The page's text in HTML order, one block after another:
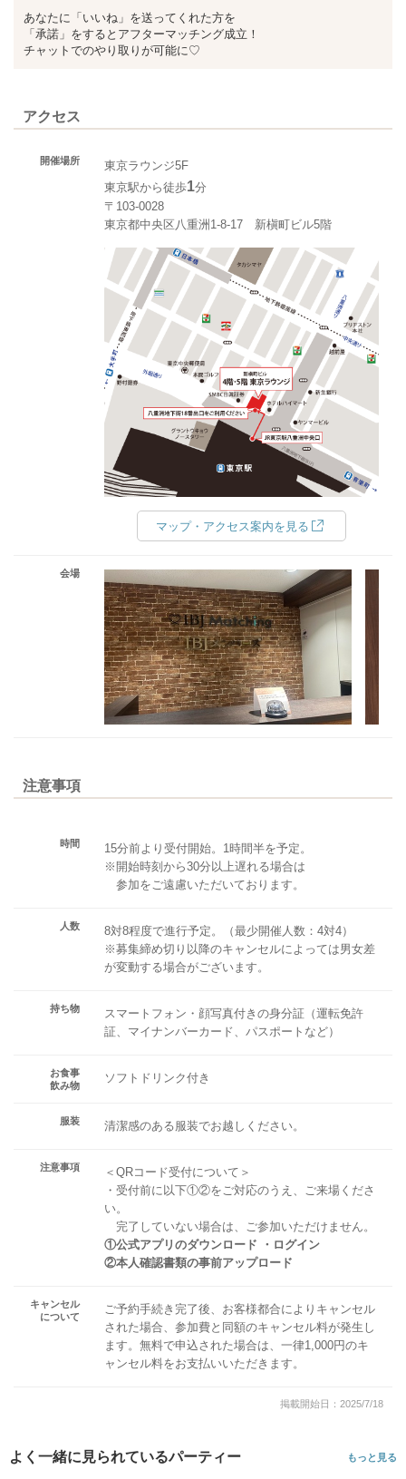
あなたに「いいね」を送ってくれた方を
「承諾」をするとアフターマッチング成立！
チャットでのやり取りが可能に♡
アクセス
開催場所
東京ラウンジ5F
東京駅から徒歩1分
〒103-0028
東京都中央区八重洲1-8-17 新槇町ビル5階
マップ・アクセス案内を見る
会場
注意事項
時間
15分前より受付開始。1時間半を予定。
※開始時刻から30分以上遅れる場合は
参加をご遠慮いただいております。
人数
8対8程度で進行予定。（最少開催人数：4対4）
※募集締め切り以降のキャンセルによっては男女差
が変動する場合がございます。
持ち物
スマートフォン・顔写真付きの身分証（運転免許
証、マイナンバーカード、パスポートなど）
お食事
飲み物
ソフトドリンク付き
服装 清潔感のある服装でお越しください。
注意事項
＜QRコード受付について＞
・受付前に以下①②をご対応のうえ、ご来場くださ
い。
完了していない場合は、ご参加いただけません。
①公式アプリのダウンロード ・ログイン
②本人確認書類の事前アップロード
キャンセル
について
ご予約手続き完了後、お客様都合によりキャンセル
された場合、参加費と同額のキャンセル料が発生し
ます。無料で申込された場合は、一律1,000円のキ
ャンセル料をお支払いいただきます。
掲載開始日：2025/7/18
よく一緒に見られているパーティー もっと見る